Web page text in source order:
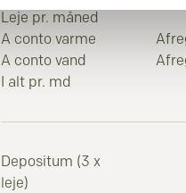
Leje pr. måned
A conto varme
A conto vand
I alt pr. md
Depositum (3 x
leje)